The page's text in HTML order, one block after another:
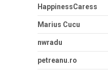
HappinessCaress
Marius Cucu
nwradu
petreanu.ro